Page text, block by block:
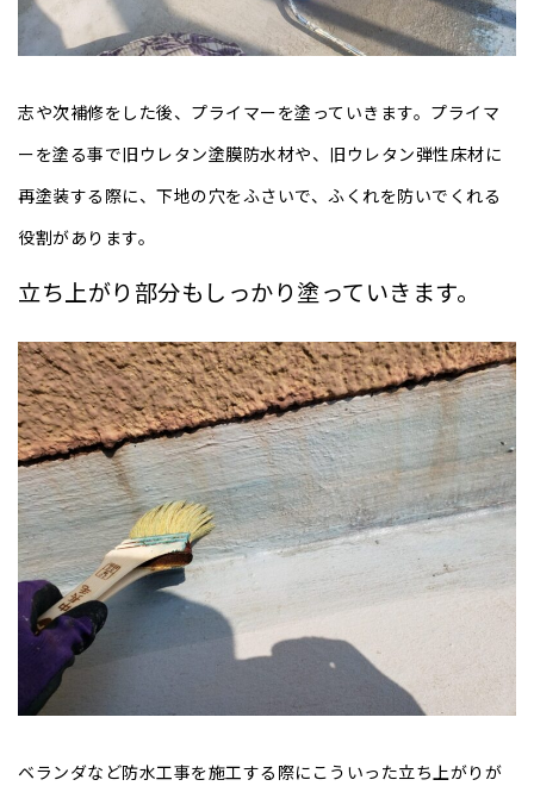
志や次補修をした後、プライマーを塗っていきます。プライマ
ーを塗る事で旧ウレタン塗膜防水材や、旧ウレタン弾性床材に
再塗装する際に、下地の穴をふさいで、ふくれを防いでくれる
役割があります。
立ち上がり部分もしっかり塗っていきます。
ベランダなど防水工事を施工する際にこういった立ち上がりが